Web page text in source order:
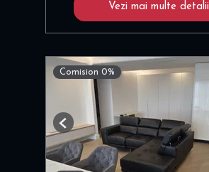
Vezi mai multe detalii
Comision 0%
Previous